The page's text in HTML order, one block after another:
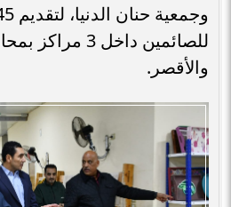
للصائمين داخل 3
والأقصر.